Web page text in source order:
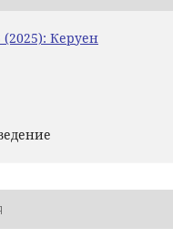
Керуен